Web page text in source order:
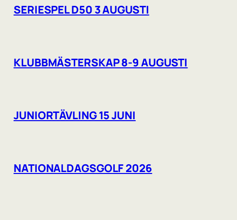
SERIESPEL D50 3 AUGUSTI
KLUBBMÄSTERSKAP 8-9 AUGUSTI
JUNIORTÄVLING 15 JUNI
NATIONALDAGSGOLF 2026